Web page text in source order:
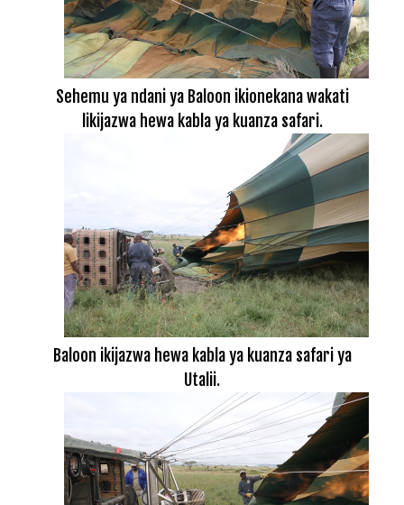
Sehemu ya ndani ya Baloon ikionekana wakati
likijazwa hewa kabla ya kuanza safari.
Baloon ikijazwa hewa kabla ya kuanza safari ya
Utalii.